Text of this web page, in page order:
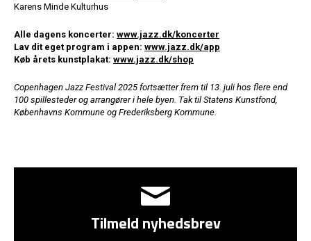
Karens Minde Kulturhus
Alle dagens koncerter: www.jazz.dk/koncerter
Lav dit eget program i appen: www.jazz.dk/app
Køb årets kunstplakat: www.jazz.dk/shop
Copenhagen Jazz Festival 2025 fortsætter frem til 13. juli hos flere end
100 spillesteder og arrangører i hele byen. Tak til Statens Kunstfond,
Københavns Kommune og Frederiksberg Kommune.
Tilmeld nyhedsbrev